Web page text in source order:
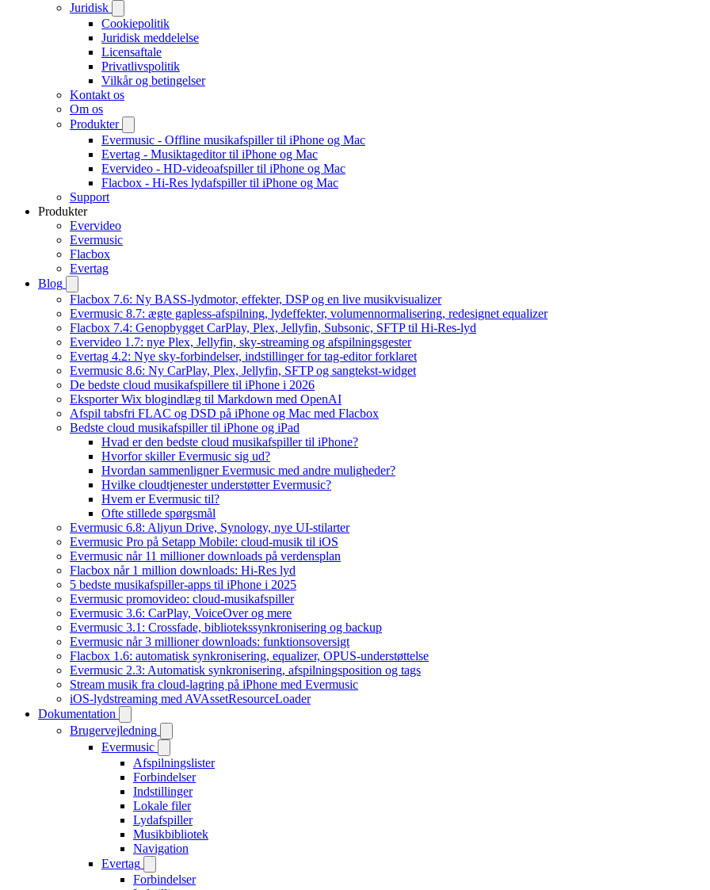
Juridisk
Cookiepolitik
Juridisk meddelelse
Licensaftale
Privatlivspolitik
Vilkår og betingelser
Kontakt os
Om os
Produkter
Evermusic - Offline musikafspiller til iPhone og Mac
Evertag - Musiktageditor til iPhone og Mac
Evervideo - HD-videoafspiller til iPhone og Mac
Flacbox - Hi-Res lydafspiller til iPhone og Mac
Support
Produkter
Evervideo
Evermusic
Flacbox
Evertag
Blog
Flacbox 7.6: Ny BASS-lydmotor, effekter, DSP og en live musikvisualizer
Evermusic 8.7: ægte gapless-afspilning, lydeffekter, volumennormalisering, redesignet equalizer
Flacbox 7.4: Genopbygget CarPlay, Plex, Jellyfin, Subsonic, SFTP til Hi-Res-lyd
Evervideo 1.7: nye Plex, Jellyfin, sky-streaming og afspilningsgester
Evertag 4.2: Nye sky-forbindelser, indstillinger for tag-editor forklaret
Evermusic 8.6: Ny CarPlay, Plex, Jellyfin, SFTP og sangtekst-widget
De bedste cloud musikafspillere til iPhone i 2026
Eksporter Wix blogindlæg til Markdown med OpenAI
Afspil tabsfri FLAC og DSD på iPhone og Mac med Flacbox
Bedste cloud musikafspiller til iPhone og iPad
Hvad er den bedste cloud musikafspiller til iPhone?
Hvorfor skiller Evermusic sig ud?
Hvordan sammenligner Evermusic med andre muligheder?
Hvilke cloudtjenester understøtter Evermusic?
Hvem er Evermusic til?
Ofte stillede spørgsmål
Evermusic 6.8: Aliyun Drive, Synology, nye UI-stilarter
Evermusic Pro på Setapp Mobile: cloud-musik til iOS
Evermusic når 11 millioner downloads på verdensplan
Flacbox når 1 million downloads: Hi-Res lyd
5 bedste musikafspiller-apps til iPhone i 2025
Evermusic promovideo: cloud-musikafspiller
Evermusic 3.6: CarPlay, VoiceOver og mere
Evermusic 3.1: Crossfade, bibliotekssynkronisering og backup
Evermusic når 3 millioner downloads: funktionsoversigt
Flacbox 1.6: automatisk synkronisering, equalizer, OPUS-understøttelse
Evermusic 2.3: Automatisk synkronisering, afspilningsposition og tags
Stream musik fra cloud-lagring på iPhone med Evermusic
iOS-lydstreaming med AVAssetResourceLoader
Dokumentation
Brugervejledning
Evermusic
Afspilningslister
Forbindelser
Indstillinger
Lokale filer
Lydafspiller
Musikbibliotek
Navigation
Evertag
Forbindelser